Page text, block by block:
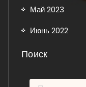
Май 2023
Июнь 2022
Поиск
Найти: